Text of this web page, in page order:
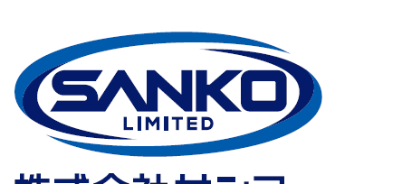
配管用カップリング
E-CELLスタック
水処理薬剤
機能膜装置
Cシリーズバルブ
仕組み・特長
各種サービスのご案内
導入事例